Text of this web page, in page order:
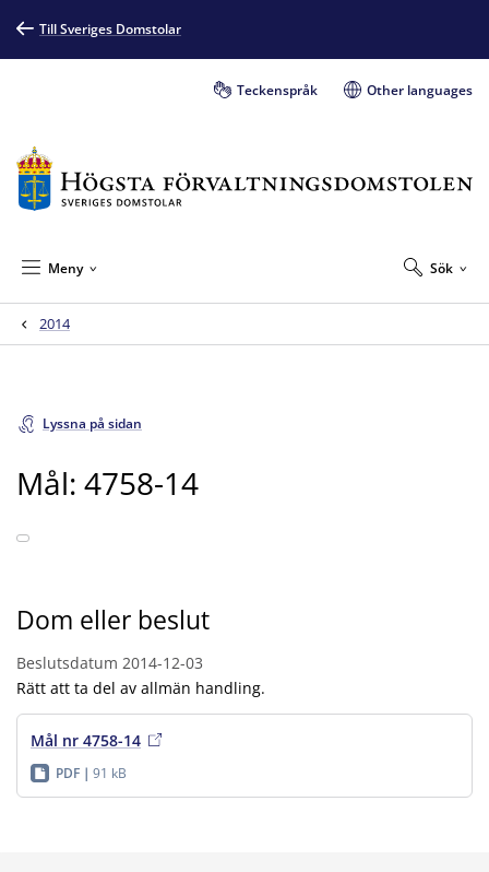
Till Sveriges Domstolar
Teckenspråk Other languages
Sök
Meny
2014
Lyssna på sidan
Mål: 4758-14
Dom eller beslut
Beslutsdatum 2014-12-03
Rätt att ta del av allmän handling.
Mål nr 4758-14
PDF 91 kB